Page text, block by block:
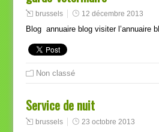
brussels 12 décembre 2013
Blog annuaire blog visiter l’annuaire
Non classé
Service de nuit
brussels 23 octobre 2013